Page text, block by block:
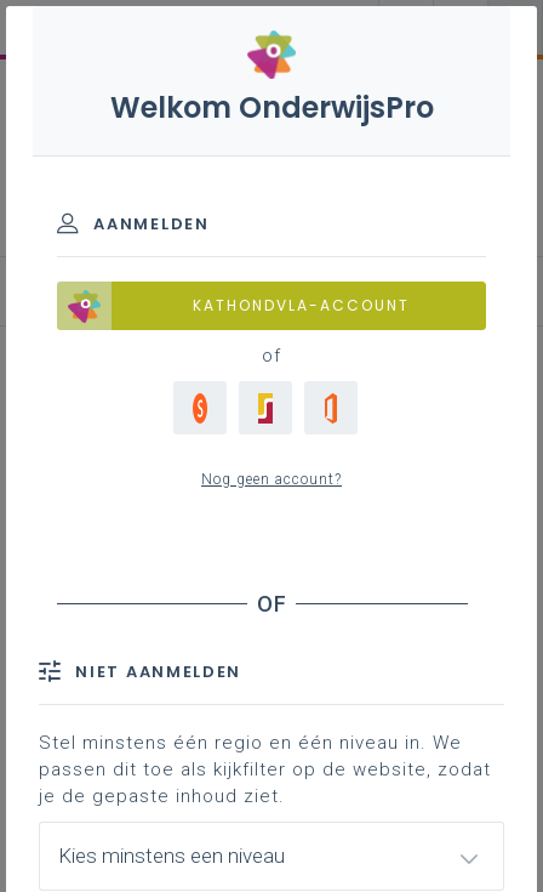
Hoe?
Rubrieken
Hoe kan een leerlingendossier
eruitzien?
Welkom OnderwijsPro
AANMELDEN
KATHONDVLA-ACCOUNT
of
Nog geen account?
NIET AANMELDEN
Stel minstens één regio en één niveau in. We
passen dit toe als kijkfilter op de website, zodat
je de gepaste inhoud ziet.
Kies minstens een niveau